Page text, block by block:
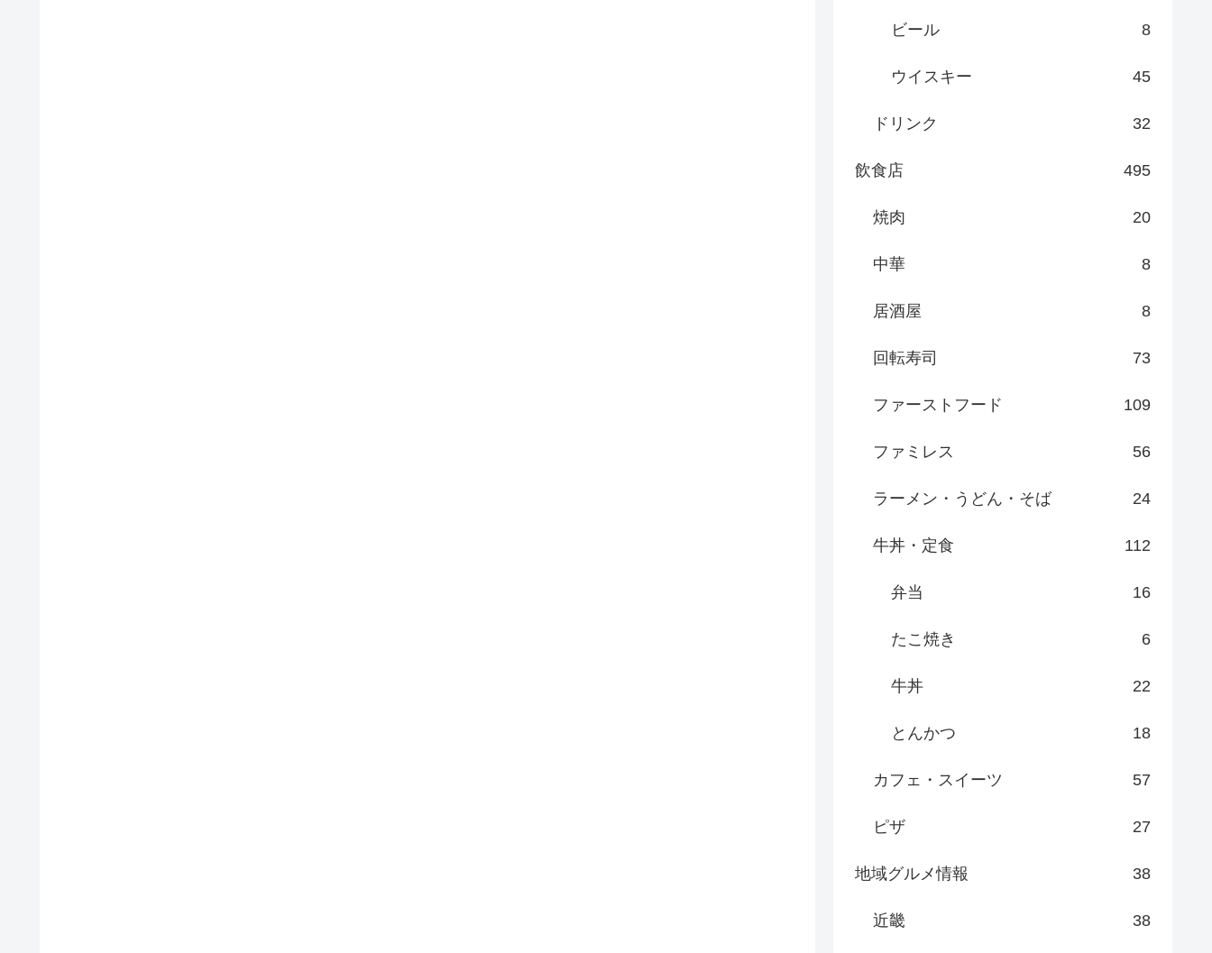
ビール 8
ウイスキー 45
ドリンク 32
飲食店 495
焼肉 20
中華 8
居酒屋 8
回転寿司 73
ファーストフード 109
ファミレス 56
ラーメン・うどん・そば 24
牛丼・定食 112
弁当 16
たこ焼き 6
牛丼 22
とんかつ 18
カフェ・スイーツ 57
ピザ 27
地域グルメ情報 38
近畿 38